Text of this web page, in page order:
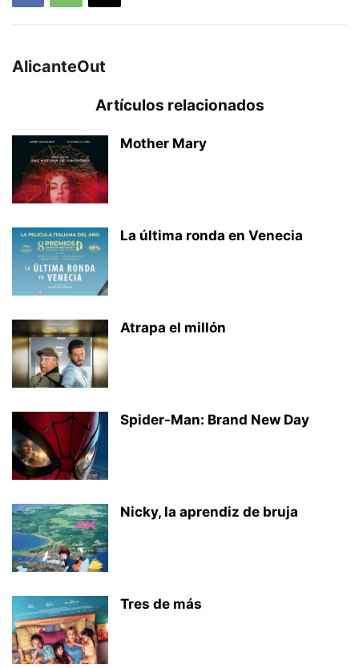
AlicanteOut
Artículos relacionados
Mother Mary
La última ronda en Venecia
Atrapa el millón
Spider-Man: Brand New Day
Nicky, la aprendiz de bruja
Tres de más